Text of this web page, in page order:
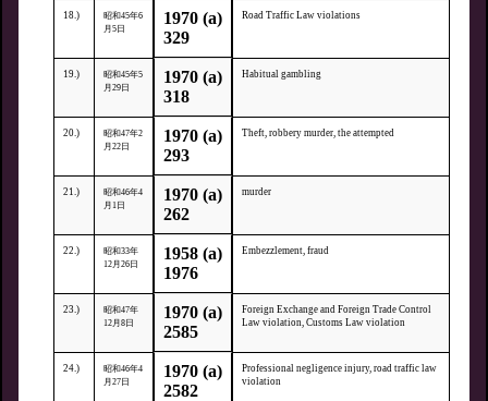
18.)
昭和45年6
月5日
1970 (a)
329
Road Traffic Law violations
19.)
昭和45年5
月29日
1970 (a)
318
Habitual gambling
20.)
昭和47年2
月22日
1970 (a)
293
Theft, robbery murder, the attempted
21.)
昭和46年4
月1日
1970 (a)
262
murder
22.)
昭和33年
12月26日
1958 (a)
1976
Embezzlement, fraud
23.)
昭和47年
12月8日
1970 (a)
2585
Foreign Exchange and Foreign Trade Control
Law violation, Customs Law violation
24.)
昭和46年4
月27日
1970 (a)
2582
Professional negligence injury, road traffic law
violation